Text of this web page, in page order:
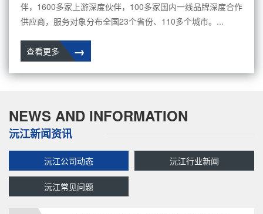
伴，1600多家上游深度伙伴，100多家国内一线品牌深度合作
供应商，服务对象分布全国23个省份、110多个城市。...
→
查看更多
NEWS AND INFORMATION
沅江新闻资讯
沅江公司动态 沅江行业新闻
沅江常见问题